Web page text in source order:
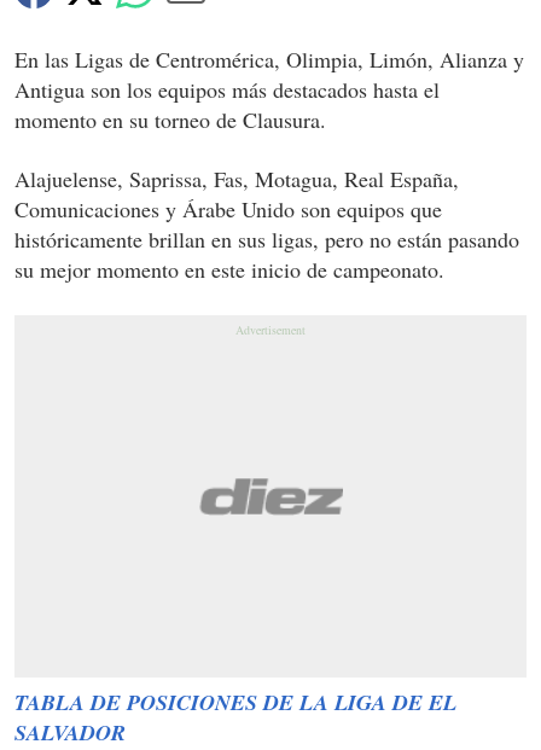
En las Ligas de Centromérica, Olimpia, Limón, Alianza y
Antigua son los equipos más destacados hasta el
momento en su torneo de Clausura.
Alajuelense, Saprissa, Fas, Motagua, Real España,
Comunicaciones y Árabe Unido son equipos que
históricamente brillan en sus ligas, pero no están pasando
su mejor momento en este inicio de campeonato.
TABLA DE POSICIONES DE LA LIGA DE EL
SALVADOR